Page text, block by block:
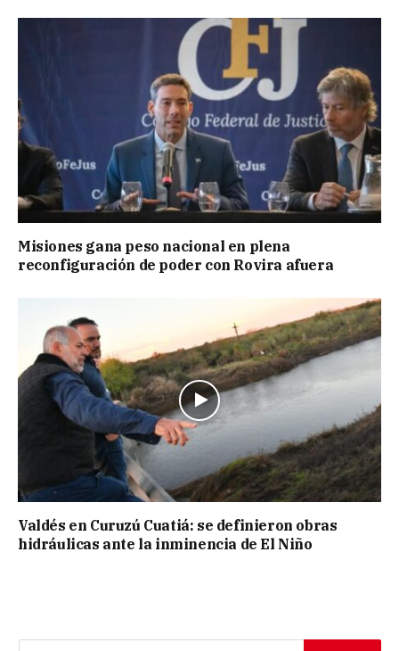
Misiones gana peso nacional en plena
reconfiguración de poder con Rovira afuera
Valdés en Curuzú Cuatiá: se definieron obras
hidráulicas ante la inminencia de El Niño